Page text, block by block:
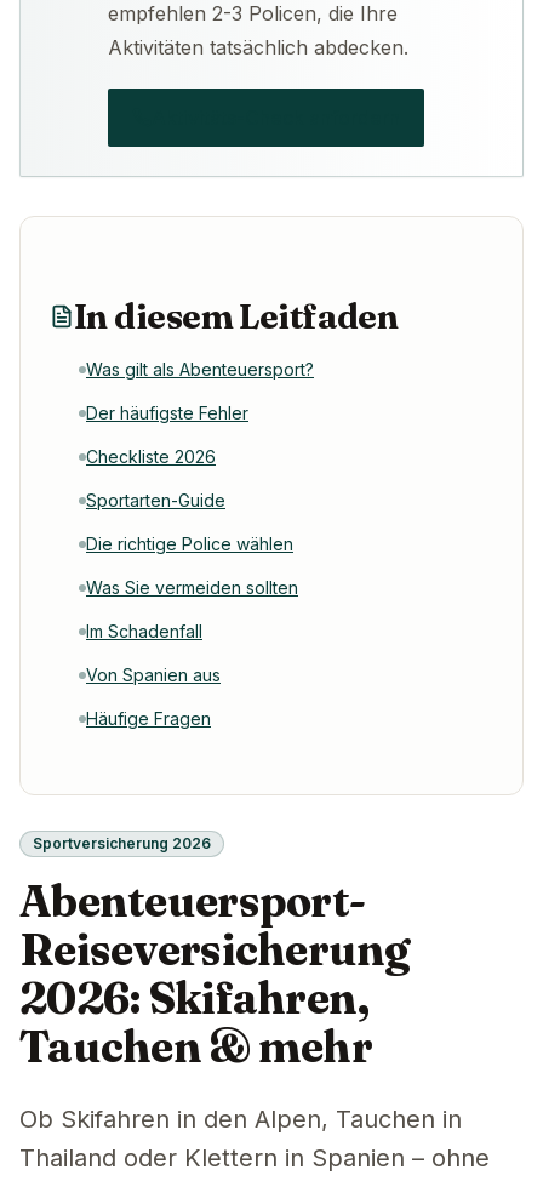
empfehlen 2-3 Policen, die Ihre
Aktivitäten tatsächlich abdecken.
In diesem Leitfaden
Was gilt als Abenteuersport?
Der häufigste Fehler
Checkliste 2026
Sportarten-Guide
Die richtige Police wählen
Was Sie vermeiden sollten
Im Schadenfall
Von Spanien aus
Häufige Fragen
Sportversicherung 2026
Abenteuersport-
Reiseversicherung
2026: Skifahren,
Tauchen & mehr
Ob Skifahren in den Alpen, Tauchen in
Thailand oder Klettern in Spanien – ohne